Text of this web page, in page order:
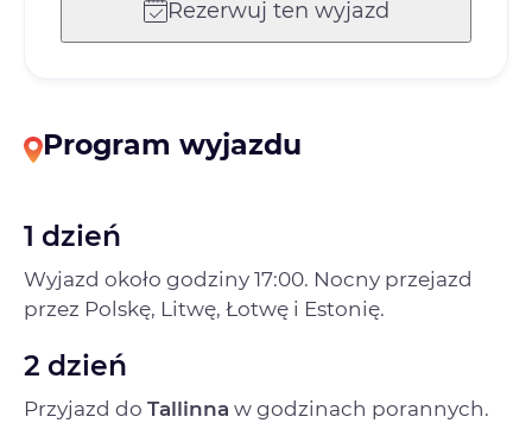
Rezerwuj ten wyjazd
Program wyjazdu
1 dzień
Wyjazd około godziny 17:00. Nocny przejazd
przez Polskę, Litwę, Łotwę i Estonię.
2 dzień
Przyjazd do Tallinna w godzinach porannych.